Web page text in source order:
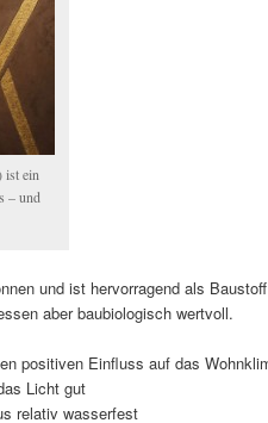
ist ein
– und
und ist hervorragend als
aber baubiologisch wertvoll.
positiven Einfluss auf das
Licht gut
relativ wasserfest